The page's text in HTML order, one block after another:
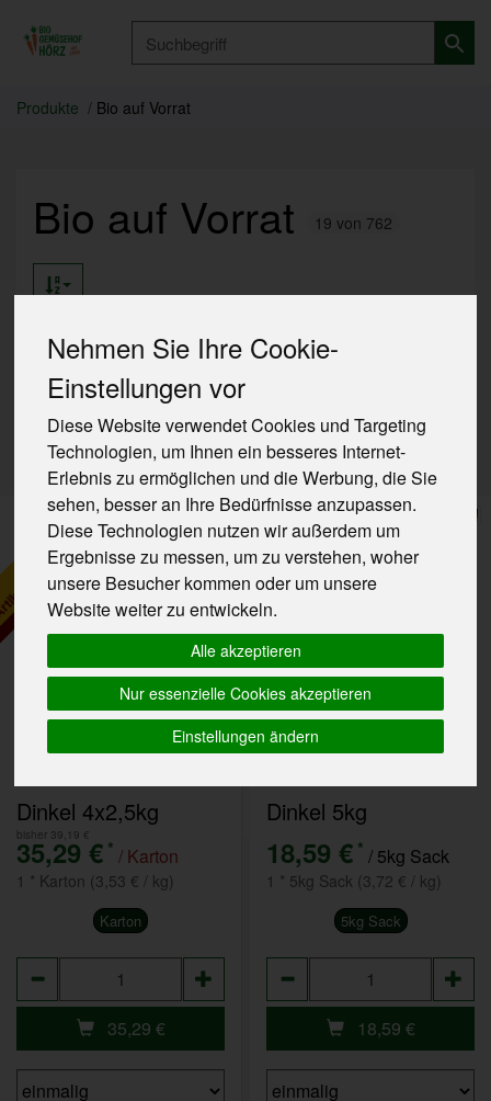
Nehmen Sie Ihre Cookie-
Einstellungen vor
Diese Website verwendet Cookies und Targeting
Technologien, um Ihnen ein besseres Internet-
Erlebnis zu ermöglichen und die Werbung, die Sie
sehen, besser an Ihre Bedürfnisse anzupassen.
Diese Technologien nutzen wir außerdem um
Ergebnisse zu messen, um zu verstehen, woher
unsere Besucher kommen oder um unsere
Website weiter zu entwickeln.
Alle akzeptieren
Nur essenzielle Cookies akzeptieren
Einstellungen ändern
Produkte Bio auf Vorrat
Bio auf Vorrat 19 von 762
Hersteller Ernährung
Aktion!
Gebinde bestellen
bis zum 2.1.2027
Dinkel 4x2,5kg
bisher 39,19 €
35,29 € * / Karton
1 * Karton (3,53 € / kg)
Karton
35,29 €
Dinkel 5kg
18,59 € * / 5kg Sack
1 * 5kg Sack (3,72 € / kg)
5kg Sack
18,59 €